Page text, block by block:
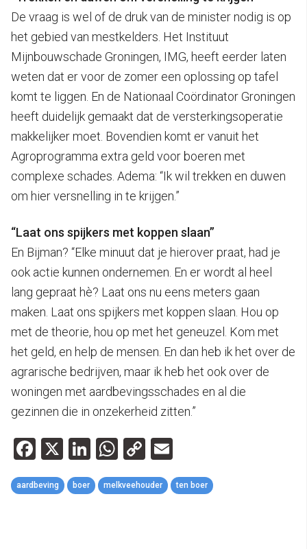
De vraag is wel of de druk van de minister nodig is op
het gebied van mestkelders. Het Instituut
Mijnbouwschade Groningen, IMG, heeft eerder laten
weten dat er voor de zomer een oplossing op tafel
komt te liggen. En de Nationaal Coördinator Groningen
heeft duidelijk gemaakt dat de versterkingsoperatie
makkelijker moet. Bovendien komt er vanuit het
Agroprogramma extra geld voor boeren met
complexe schades. Adema: “Ik wil trekken en duwen
om hier versnelling in te krijgen.”
“Laat ons spijkers met koppen slaan”
En Bijman? “Elke minuut dat je hierover praat, had je
ook actie kunnen ondernemen. En er wordt al heel
lang gepraat hè? Laat ons nu eens meters gaan
maken. Laat ons spijkers met koppen slaan. Hou op
met de theorie, hou op met het geneuzel. Kom met
het geld, en help de mensen. En dan heb ik het over de
agrarische bedrijven, maar ik heb het ook over de
woningen met aardbevingsschades en al die
gezinnen die in onzekerheid zitten.”
Facebook
X LinkedIn
WhatsApp
Copy
Link
aardbeving boer melkveehouder ten boer